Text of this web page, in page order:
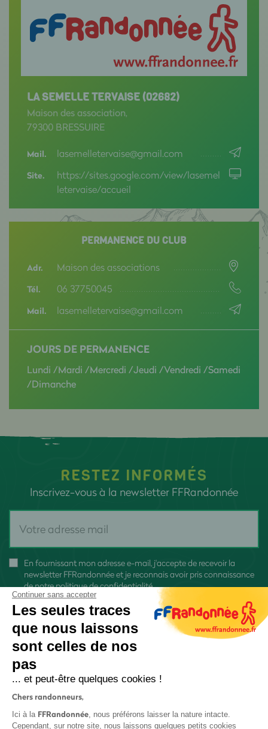
LA SEMELLE TERVAISE (02682)
Maison des association,
79300 BRESSUIRE
Mail. lasemelletervaise@gmail.com
Site.
https://sites.google.com/view/lasemel
letervaise/accueil
PERMANENCE DU CLUB
Adr. Maison des associations
Tél. 06 37750045
Mail. lasemelletervaise@gmail.com
JOURS DE PERMANENCE
Lundi /Mardi /Mercredi /Jeudi /Vendredi /Samedi
/Dimanche
RESTEZ INFORMÉS
Inscrivez-vous à la newsletter FFRandonnée
En fournissant mon adresse e-mail, j'accepte de recevoir la
newsletter FFRandonnée et je reconnais avoir pris connaissance
denotre politique de confidentialité
Continuer sans accepter
Les seules traces
que nous laissons
sont celles de nos
pas
... et peut-être quelques cookies !
Chers randonneurs,
Ici à la FFRandonnée, nous préférons laisser la nature intacte.
Cependant, sur notre site, nous laissons quelques petits cookies